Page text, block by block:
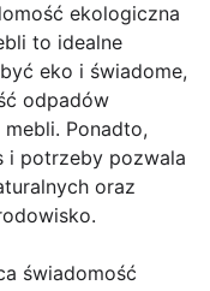
ekologiczna
to idealne
eko i świadome,
odpadów
Ponadto,
i potrzeby pozwala
oraz
świadomość